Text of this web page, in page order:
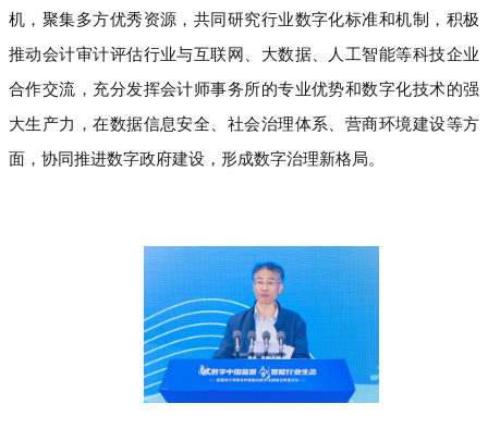
机，聚集多方优秀资源，共同研究行业数字化标准和机制，积极
推动会计审计评估行业与互联网、大数据、人工智能等科技企业
合作交流，充分发挥会计师事务所的专业优势和数字化技术的强
大生产力，在数据信息安全、社会治理体系、营商环境建设等方
面，协同推进数字政府建设，形成数字治理新格局。